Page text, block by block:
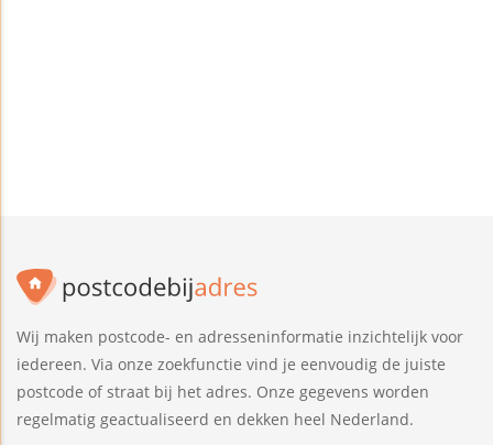
Wij maken postcode- en adresseninformatie inzichtelijk voor
iedereen. Via onze zoekfunctie vind je eenvoudig de juiste
postcode of straat bij het adres. Onze gegevens worden
regelmatig geactualiseerd en dekken heel Nederland.